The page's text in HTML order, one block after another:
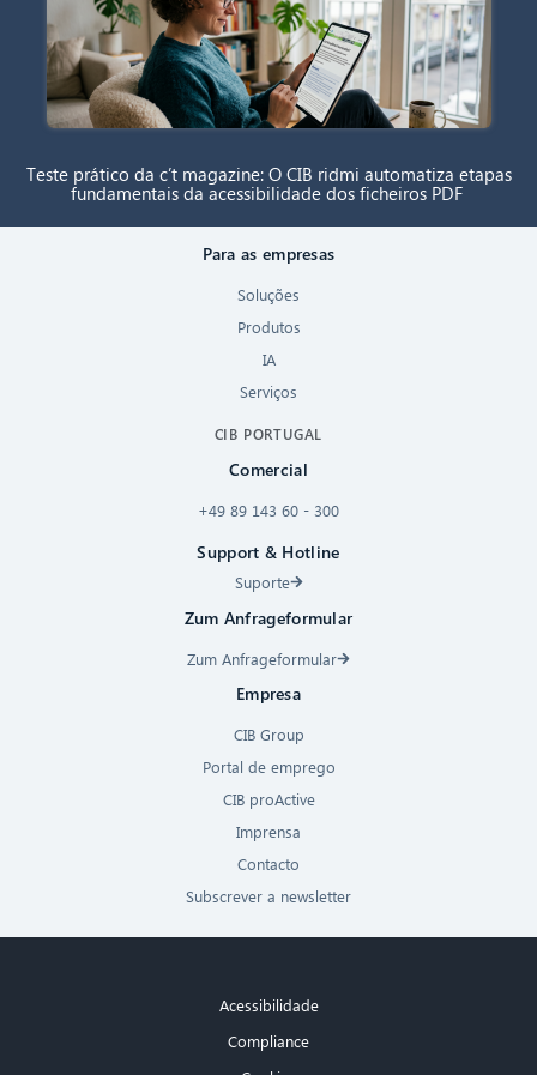
Teste prático da c’t magazine: O CIB ridmi automatiza etapas
fundamentais da acessibilidade dos ficheiros PDF
Para as empresas
Soluções
Produtos
IA
Serviços
CIB PORTUGAL
Comercial
+49 89 143 60 - 300
Support & Hotline
Suporte
Zum Anfrageformular
Zum Anfrageformular
Empresa
CIB Group
Portal de emprego
CIB proActive
Imprensa
Contacto
Subscrever a newsletter
Acessibilidade
Compliance